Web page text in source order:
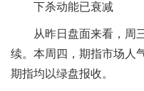
下杀动能已衰减
从昨日盘面来看，周
续。本周四，期指市场人
期指均以绿盘报收。